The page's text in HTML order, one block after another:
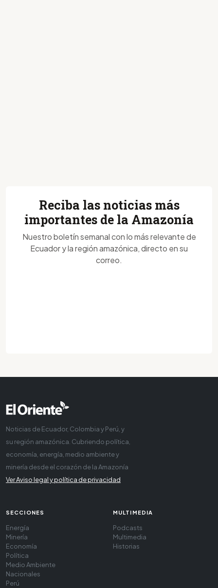
Reciba las noticias más
importantes de la Amazonía
Nuestro boletín semanal con lo más relevante de
Ecuador y la región amazónica, directo en su
correo.
Noticias de Ecuador, Colombia y Perú, y
su región amazónica. Cubriendo política,
economía, energía, medio ambiente y
minería desde el corazón de la Amazonía
Ver Aviso legal y política de privacidad
SECCIONES
Energía
Minería
Economía
Política
Medio Ambiente
Nacionales
Perú
MULTIMEDIA
Podcasts
Multimedia
Historias